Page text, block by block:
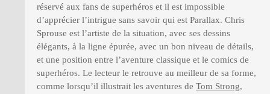
réservé aux fans de superhéros et il est impossible
d’apprécier l’intrigue sans savoir qui est Parallax. Chris
Sprouse est l’artiste de la situation, avec ses dessins
élégants, à la ligne épurée, avec un bon niveau de détails,
et une position entre l’aventure classique et le comics de
superhéros. Le lecteur le retrouve au meilleur de sa forme,
comme lorsqu’il illustrait les aventures de Tom Strong,